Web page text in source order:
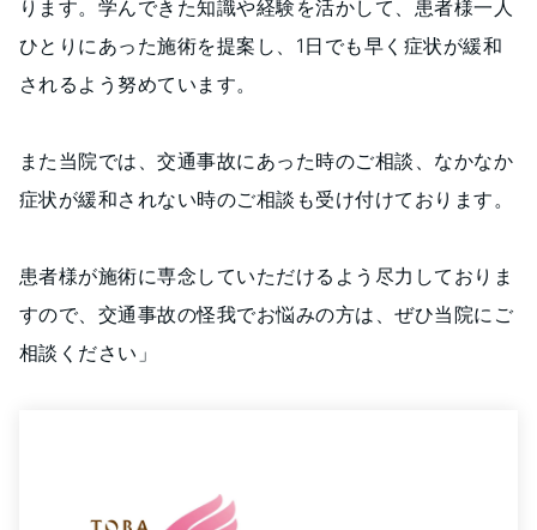
ります。学んできた知識や経験を活かして、患者様一人
ひとりにあった施術を提案し、1日でも早く症状が緩和
されるよう努めています。
また当院では、交通事故にあった時のご相談、なかなか
症状が緩和されない時のご相談も受け付けております。
患者様が施術に専念していただけるよう尽力しておりま
すので、交通事故の怪我でお悩みの方は、ぜひ当院にご
相談ください」